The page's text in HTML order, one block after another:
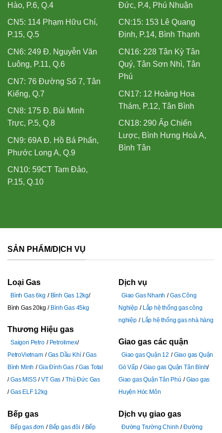
Hào, P.6, Q.4
CN5: 114 Phạm Hữu Chí,
P.15, Q.5
CN6: 249 Đ. Nguyễn Văn
Luông, P.11, Q.6
CN7: 76 Đường Số 7, Tân
Kiểng, Q.7
CN8: 175 Đ. Bùi Minh
Trực, P.5, Q.8
CN9: 69A Đ. Hồ Bá Phấn,
Phước Long A, Q.9
CN10: 59CT Tam Đảo,
P.15, Q.10
Đức, P.4, Phú Nhuận
CN:15: 153 Lê Quang
Định, P.14, Bình Thạnh
CN16: 228 Tân Kỳ Tân
Quý, Tân Sơn Nhì, Tân
Phú
CN17: 12 Hoàng Hoa
Thám, P.12, Tân Bình
CN18: 290 Ấp Chiến
Lược, Bình Hưng Hoà A,
Bình Tân
SẢN PHẨM/DỊCH VỤ
Loại Gas
Bình Gas 6kg
Bình Gas 12kg
Bình Gas 20kg
Bình Gas 45kg
Thương Hiệu gas
Saigon Petro
Petrolimex
PetroVietnam
Gas Dầu Khí
Gas
Bình Minh
Gia Đình Gas
Gas Total
Gas MISS
VT Gas
Thủ Đức Gas
Gas ELF 12kg
Bếp gas
Bếp gas đơn Bếp gas đôi
Bếp
Dịch vụ
Giao Gas Nhanh
Gas Công
Nghiệp
Lắp hệ thống gas công
nghiệp
Lắp hệ thống gas nhà hàng
Giao gas các quận
Giao gas Quận 12
Giao gas Quận
Gò Vấp
Giao gas Quận Tân Bình
Giao gas Quận Tân Phú
Giao gas
Huyện Hóc Môn
Dịch vụ giao gas
Đường Trường Chinh
Đường